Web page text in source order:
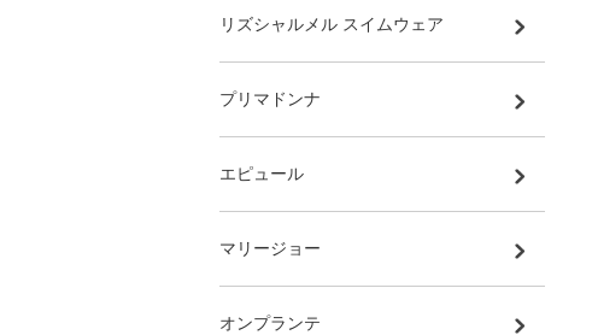
リズシャルメル スイムウェア
プリマドンナ
エピュール
マリージョー
オンプランテ